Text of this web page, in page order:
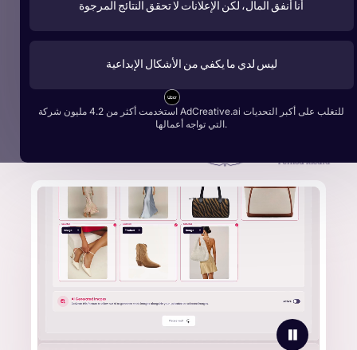
أنا أنفق المال، لكن الإعلانات لا تحقق النتائج المرجوة
ليس لدي ما يكفي من الأشكال الإبداعية
استخدمت أكثر من 4.2 مليون شركة AdCreative.ai للتغلب على أكبر التحديات
التي تواجه أعمالها.
ابدأ مجاناً مع Google